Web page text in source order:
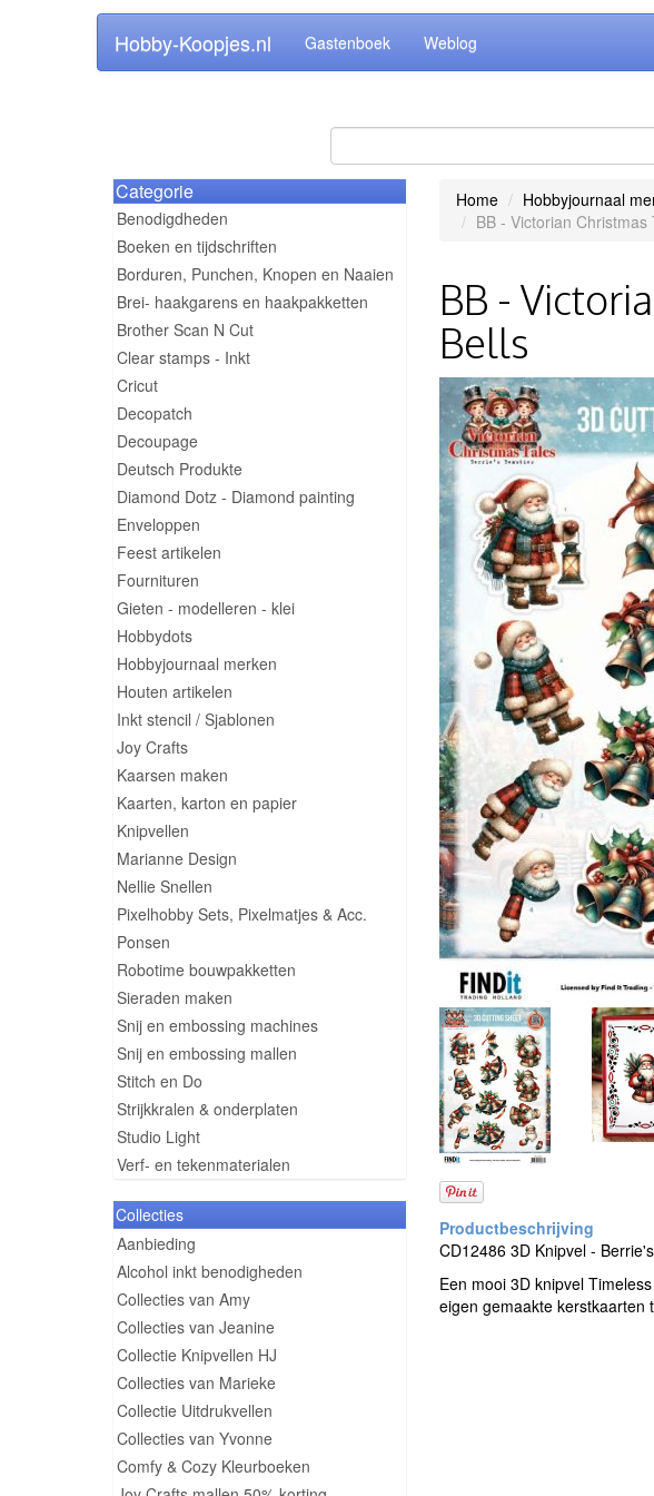
Hobby-Koopjes.nl Gastenboek Weblog
Categorie
Benodigdheden
Boeken en tijdschriften
Borduren, Punchen, Knopen en Naaien
Brei- haakgarens en haakpakketten
Brother Scan N Cut
Clear stamps - Inkt
Cricut
Decopatch
Decoupage
Deutsch Produkte
Diamond Dotz - Diamond painting
Enveloppen
Feest artikelen
Fournituren
Gieten - modelleren - klei
Hobbydots
Hobbyjournaal merken
Houten artikelen
Inkt stencil / Sjablonen
Joy Crafts
Kaarsen maken
Kaarten, karton en papier
Knipvellen
Marianne Design
Nellie Snellen
Pixelhobby Sets, Pixelmatjes & Acc.
Ponsen
Robotime bouwpakketten
Sieraden maken
Snij en embossing machines
Snij en embossing mallen
Stitch en Do
Strijkkralen & onderplaten
Studio Light
Verf- en tekenmaterialen
Collecties
Aanbieding
Alcohol inkt benodigheden
Collecties van Amy
Collecties van Jeanine
Collectie Knipvellen HJ
Collecties van Marieke
Collectie Uitdrukvellen
Collecties van Yvonne
Comfy & Cozy Kleurboeken
Home Hobbyjournaal
BB - Victorian
BB -
Bells
CD12486 3D Knipvel -
Een mooi 3D knipvel
eigen gemaakte kerstkaarten